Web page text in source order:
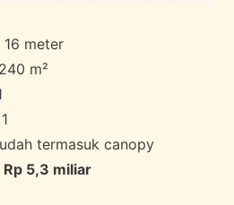
16 meter
m²
termasuk canopy
Rp 5,3 miliar